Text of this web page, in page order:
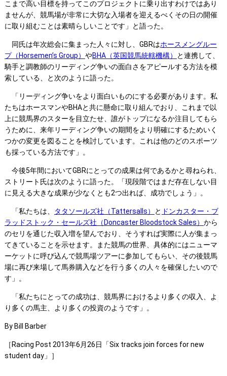
こまで高い目標を持ってこのプロジェクトに乗り出すわけではあり
ませんが、競馬場が非常に大切な入場者を迎えるべくその日の開催
に取り組むことは素晴らしいことです」と語った。
同氏は年次総会に集まった人々に対し、GBRはホースメングルー
プ（Horsemen’s Group） やBHA（英国競馬統轄機構）
と連携して、
騎手と調教師のリーディング争いの面白さをアピールする方法を模
索している、と次のように語った。
「リーディング争いをより面白いものにする必要があります。私
たちはホースマンやBHAと共に懸命に取り組んでおり、これまで以
上に競馬界のスターを目立たせ、誰がトップになるか注目してもら
うために、来年リーディング争いの期間をより明確にするためいく
つかの変更を図ることを検討しています。これは他のどのスポーツ
も採っている方法です」。
今後5年間においてGBRにとっての成果は何であるかと尋ねられ、
ストリート氏は次のように語った。「現段階ではまだ存在しない目
に見える大きな成果が少なくとも2つ出れば、成功でしょう」。
「私たちは、 タタソールズ社（Tattersalls） と ドンカスター・ブ
ラッドストック・セールズ社（Doncaster Bloodstock Sales） から
のセリを通じた収入増を望んでおり、そうすれば実際に人が集まっ
てきていることを示せます。また競馬の世界、具体的にはニューマ
ーケットに呼び込んで競馬場ツアーに参加してもらい、その後競馬
場に再び来場して馬券購入などを行う多くの人々を確保したいので
す」。
「私たちにとっての成功は、競馬界におけるより多くの収入、よ
り多くの馬主、より多くの投資のようです」。
By Bill Barber
［Racing Post 2013年6月26日「Six tracks join forces for new
student day」］